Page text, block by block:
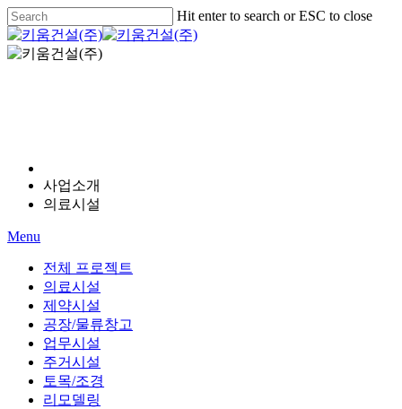
Skip
to
main
content
Hit enter to search or ESC to close
Close
Search
Menu
사업소개
의료시설
Menu
전체 프로젝트
의료시설
제약시설
공장/물류창고
업무시설
주거시설
토목/조경
리모델링